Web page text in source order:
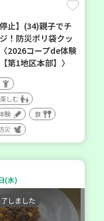
停止】(34)親子でチ
！防災ポリ袋クッ
2026コープde体験
第1地区本部】〉
しむ
験
食
災
(水)
しました